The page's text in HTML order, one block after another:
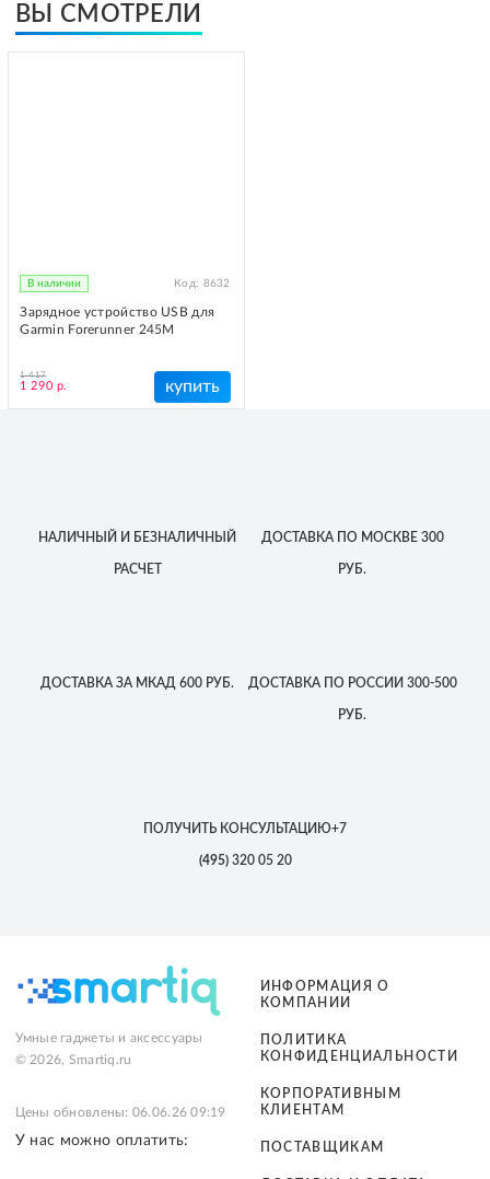
ВЫ СМОТРЕЛИ
В наличии Код: 8632
Зарядное устройство USB для
Garmin Forerunner 245M
1 417
1 290 р. купить
НАЛИЧНЫЙ И БЕЗНАЛИЧНЫЙ
РАСЧЕТ
ДОСТАВКАПО МОСКВЕ 300
РУБ.
ДОСТАВКА ЗА МКАД 600 РУБ. ДОСТАВКАПО РОССИИ 300-500
РУБ.
ПОЛУЧИТЬ КОНСУЛЬТАЦИЮ+7
(495)320 05 20
Умные гаджеты и аксессуары
© 2026, Smartiq.ru
Цены обновлены: 06.06.26 09:19
У нас можно оплатить:
ИНФОРМАЦИЯ О
КОМПАНИИ
ПОЛИТИКА
КОНФИДЕНЦИАЛЬНОСТИ
КОРПОРАТИВНЫМ
КЛИЕНТАМ
ПОСТАВЩИКАМ